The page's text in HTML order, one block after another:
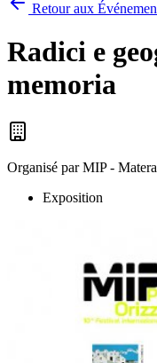
Retour aux
Radici e
memoria
Organisé par MIP -
Exposition